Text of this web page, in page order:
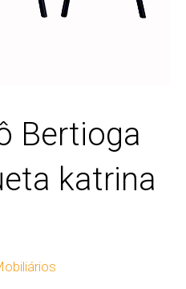
Bertioga
katrina